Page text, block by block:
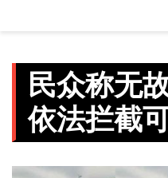
民众称无
依法拦截